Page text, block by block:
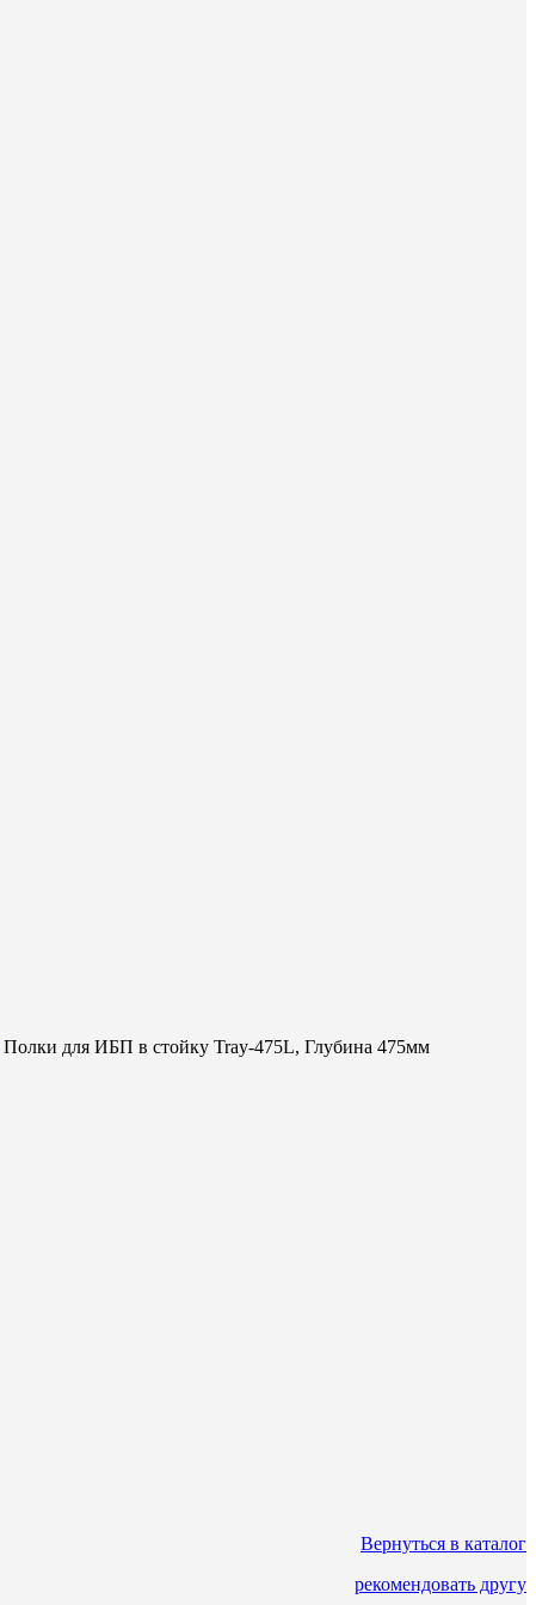
Полки для ИБП в стойку Tray-475L, Глубина 475мм
Вернуться в каталог
рекомендовать другу